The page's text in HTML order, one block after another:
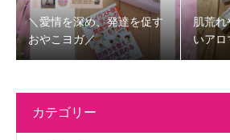
＼愛情を深め、発達を促す
おやこヨガ／
肌荒
いアロ
カテゴリー